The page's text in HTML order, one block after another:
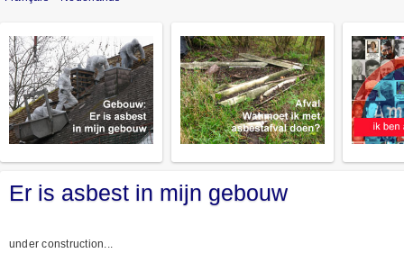
Er is asbest in mijn gebouw
under construction...